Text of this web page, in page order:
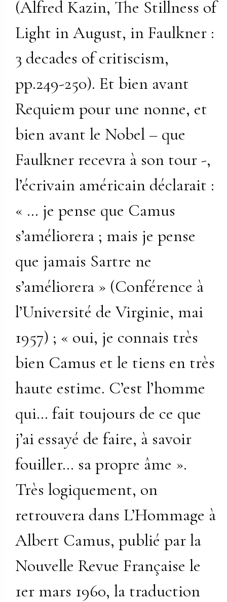
(Alfred Kazin, The Stillness of
Light in August, in Faulkner :
3 decades of critiscism,
pp.249-250). Et bien avant
Requiem pour une nonne, et
bien avant le Nobel – que
Faulkner recevra à son tour -,
l’écrivain américain déclarait :
« … je pense que Camus
s’améliorera ; mais je pense
que jamais Sartre ne
s’améliorera » (Conférence à
l’Université de Virginie, mai
1957) ; « oui, je connais très
bien Camus et le tiens en très
haute estime. C’est l’homme
qui… fait toujours de ce que
j’ai essayé de faire, à savoir
fouiller… sa propre âme ».
Très logiquement, on
retrouvera dans L’Hommage à
Albert Camus, publié par la
Nouvelle Revue Française le
1er mars 1960, la traduction